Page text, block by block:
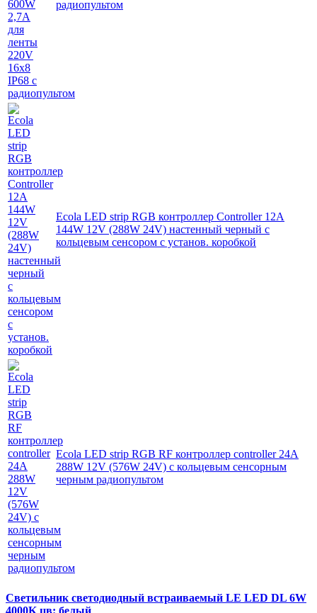
радиопультом
Ecola LED strip RGB контроллер Controller 12A
144W 12V (288W 24V) настенный черный с
кольцевым сенсором с установ. коробкой
Ecola LED strip RGB RF контроллер controller 24A
288W 12V (576W 24V) с кольцевым сенсорным
черным радиопультом
Светильник светодиодный встраиваемый LE LED DL 6W
4000K цв: белый